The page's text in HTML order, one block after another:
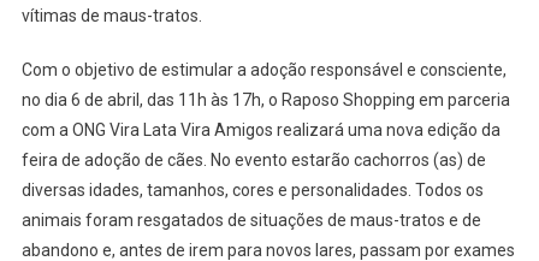
vítimas de maus-tratos.
Com o objetivo de estimular a adoção responsável e consciente,
no dia 6 de abril, das 11h às 17h, o Raposo Shopping em parceria
com a ONG Vira Lata Vira Amigos realizará uma nova edição da
feira de adoção de cães. No evento estarão cachorros (as) de
diversas idades, tamanhos, cores e personalidades. Todos os
animais foram resgatados de situações de maus-tratos e de
abandono e, antes de irem para novos lares, passam por exames